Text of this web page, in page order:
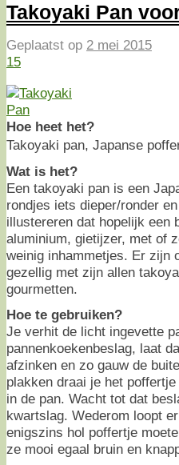
Takoyaki Pan
Geplaatst op 2 mei 2015
15
Hoe heet het?
Takoyaki pan, Japanse
Wat is het?
Een takoyaki pan is een
rondjes iets dieper/ronder
illustereren dat hopelijk een
aluminium, gietijzer, met of
weinig inhammetjes. Er zijn
gezellig met zijn allen
gourmetten.
Hoe te gebruiken?
Je verhit de licht ingevette
pannenkoekenbeslag, laat
afzinken en zo gauw de
plakken draai je het
in de pan. Wacht tot dat
kwartslag. Wederom loopt
enigszins hol poffertje
ze mooi egaal bruin en